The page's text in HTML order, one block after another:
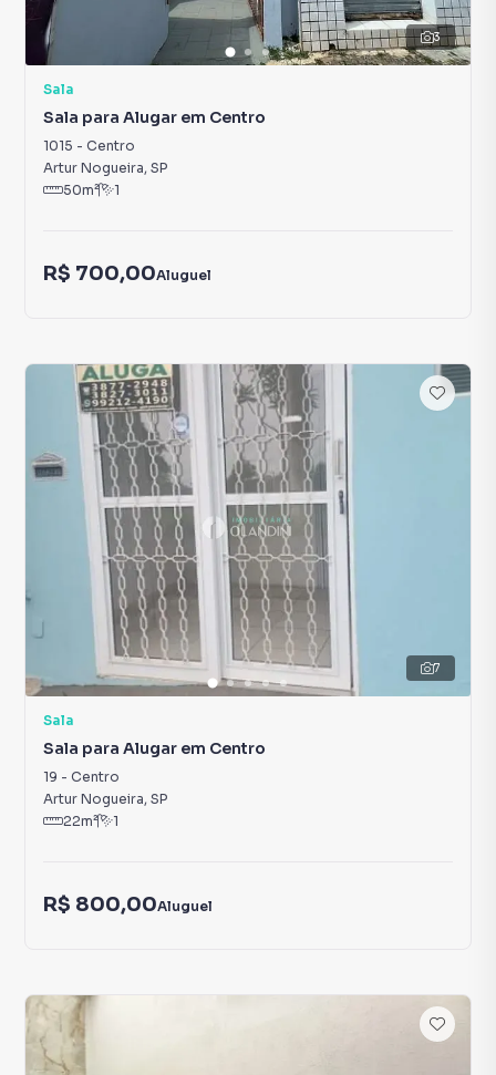
3
Sala
Sala para Alugar em Centro
1015 - Centro
Artur Nogueira, SP
50m² 1
R$ 700,00Aluguel
7
Sala
Sala para Alugar em Centro
19 - Centro
Artur Nogueira, SP
22m² 1
R$ 800,00Aluguel